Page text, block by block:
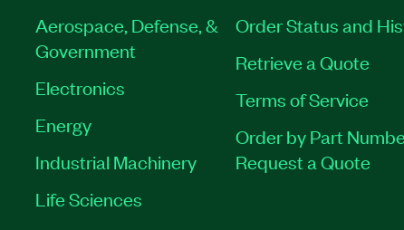
Aerospace, Defense, &
Government
Electronics
Energy
Industrial Machinery
Life Sciences
Order Status and
Retrieve a Quote
Terms of Service
Order by Part
Request a Quote